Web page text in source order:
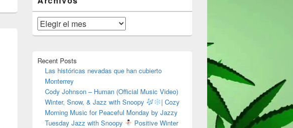
área
de
widget
barra
lateral
Archivos
Recent Posts
Las históricas nevadas que han cubierto
Monterrey
Cody Johnson – Human (Official Music Video)
Winter, Snow, & Jazz with Snoopy
| Cozy
Morning Music for Peaceful Monday by Jazzy
Tuesday Jazz with Snoopy
Positive Winter